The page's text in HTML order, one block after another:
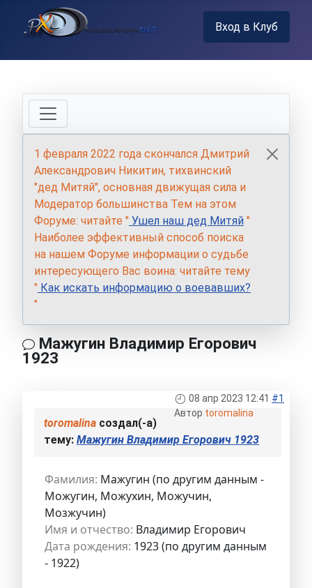
Вход в Клуб
1 февраля 2022 года скончался Дмитрий
Александрович Никитин, тихвинский
"дед Митяй", основная движущая сила и
Модератор большинства Тем на этом
Форуме: читайте " Ушел наш дед Митяй "
Наиболее эффективный способ поиска
на нашем Форуме информации о судьбе
интересующего Вас воина: читайте тему
" Как искать информацию о воевавших?
"
Мажугин Владимир Егорович
1923
08 апр 2023 12:41 #1
Автор toromalina
toromalina создал(-а)
тему: Мажугин Владимир Егорович 1923
Фамилия: Мажугин (по другим данным -
Можугин, Можухин, Можучин,
Мозжучин)
Имя и отчество: Владимир Егорович
Дата рождения: 1923 (по другим данным
- 1922)